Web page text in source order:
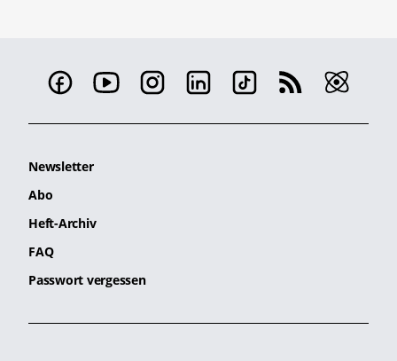
Newsletter
Abo
Heft-Archiv
FAQ
Passwort vergessen